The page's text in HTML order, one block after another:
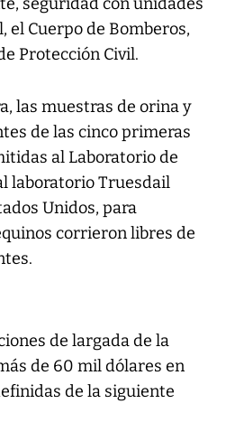
seguridad con unidades
el Cuerpo de Bomberos,
Protección Civil.
las muestras de orina y
de las cinco primeras
al Laboratorio de
laboratorio Truesdail
Unidos, para
corrieron libres de
de largada de la
de 60 mil dólares en
de la siguiente